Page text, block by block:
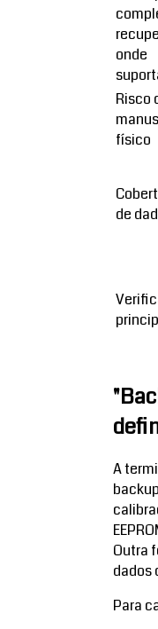
onde
Risco
físico
de
A
Outra
dados
Para